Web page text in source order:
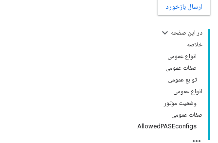
ارسال بازخورد
در این صفحه
خلاصه
انواع عمومی
صفات عمومی
توابع عمومی
انواع عمومی
وضعیت موتور
صفات عمومی
AllowedPASEconfigs